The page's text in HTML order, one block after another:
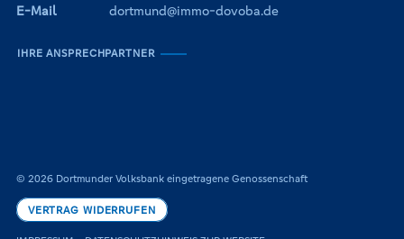
E-Mail
dortmund@immo-dovoba.de
IHRE ANSPRECHPARTNER
© 2026 Dortmunder Volksbank eingetragene Genossenschaft
VERTRAG WIDERRUFEN